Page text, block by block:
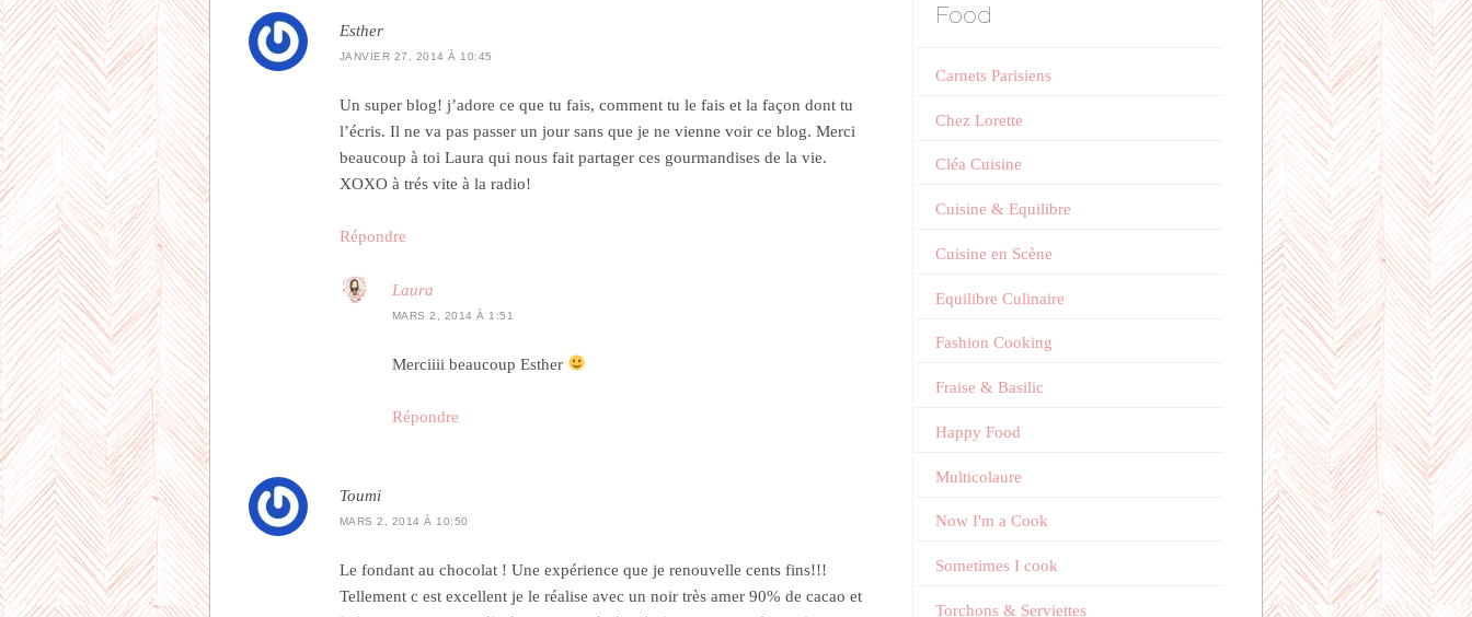
Esther
JANVIER 27, 2014 À 10:45
Un super blog! j’adore ce que tu fais, comment tu le fais et la façon dont tu
l’écris. Il ne va pas passer un jour sans que je ne vienne voir ce blog. Merci
beaucoup à toi Laura qui nous fait partager ces gourmandises de la vie.
XOXO à trés vite à la radio!
Répondre
Laura
MARS 2, 2014 À 1:51
Merciiii beaucoup Esther
Répondre
Toumi
MARS 2, 2014 À 10:50
Le fondant au chocolat ! Une expérience que je renouvelle cents fins!!!
Tellement c est excellent je le réalise avec un noir très amer 90% de cacao et
Food
Carnets Parisiens
Chez Lorette
Cléa Cuisine
Cuisine & Equilibre
Cuisine en Scène
Equilibre Culinaire
Fashion Cooking
Fraise & Basilic
Happy Food
Multicolaure
Now I'm a Cook
Sometimes I cook
Torchons & Serviettes